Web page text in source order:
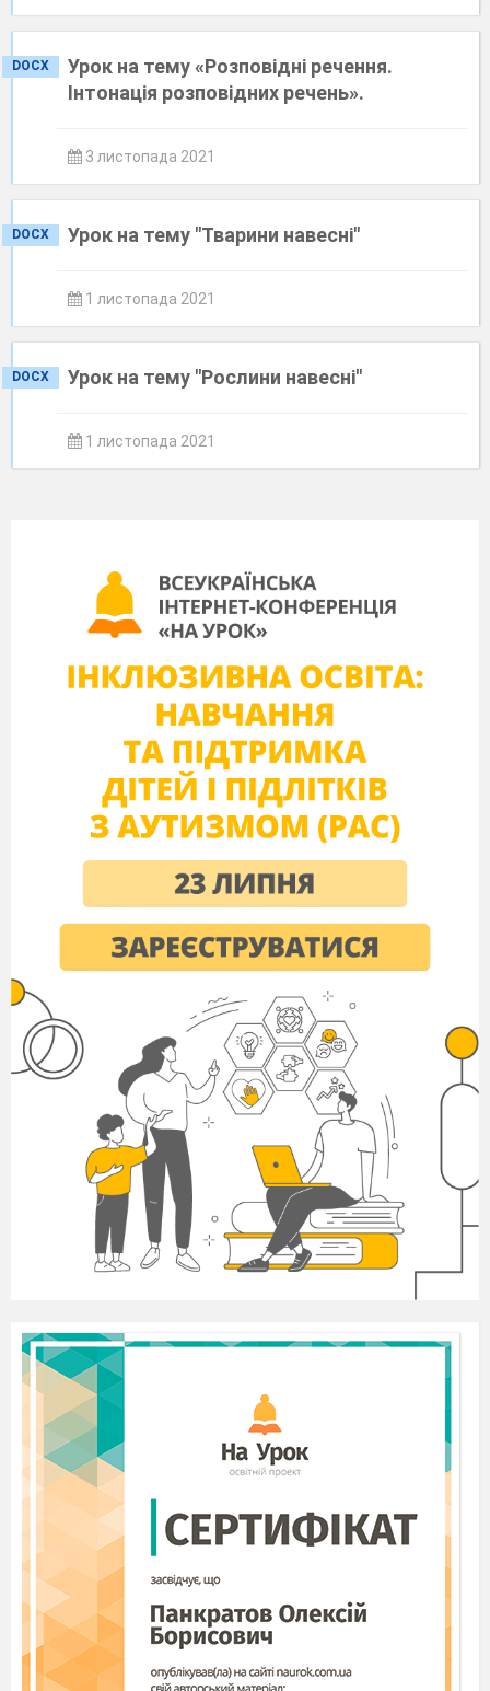
DOCX
Урок на тему «Розповідні речення.
Інтонація розповідних речень».
3 листопада 2021
DOCX Урок на тему "Тварини навесні"
1 листопада 2021
DOCX Урок на тему "Рослини навесні"
1 листопада 2021